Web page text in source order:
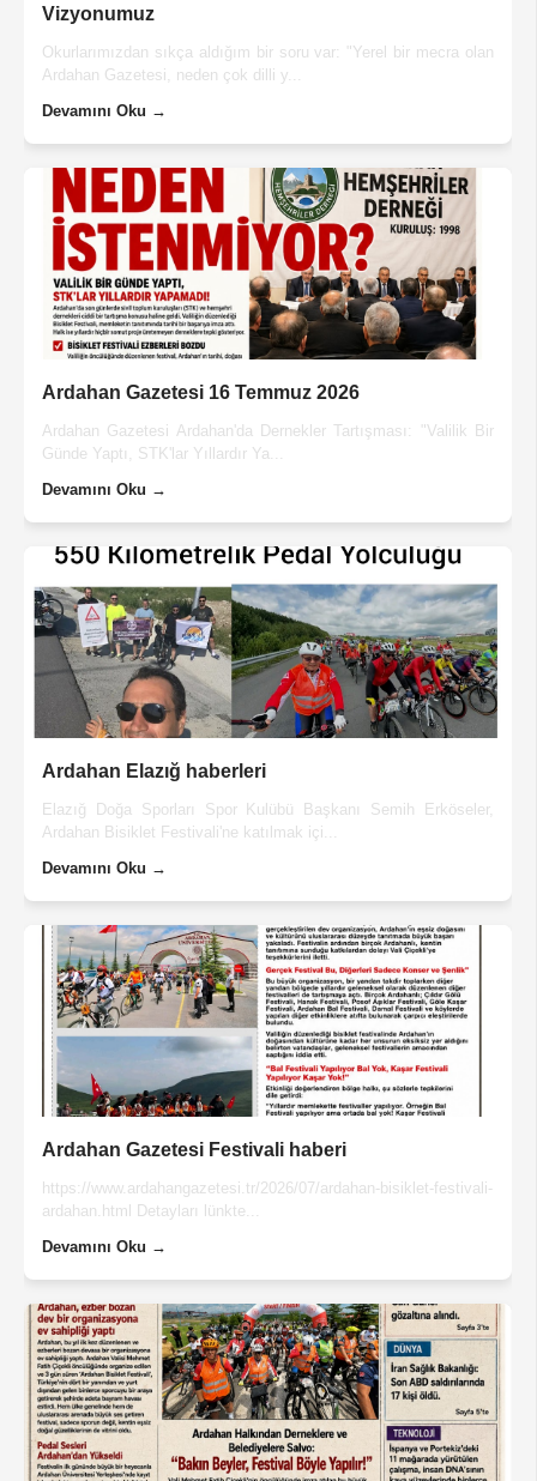
Vizyonumuz
Okurlarımızdan sıkça aldığım bir soru var: "Yerel bir mecra olan
Ardahan Gazetesi, neden çok dilli y...
Devamını Oku →
Ardahan Gazetesi 16 Temmuz 2026
Ardahan Gazetesi Ardahan'da Dernekler Tartışması: "Valilik Bir
Günde Yaptı, STK'lar Yıllardır Ya...
Devamını Oku →
Ardahan Elazığ haberleri
Elazığ Doğa Sporları Spor Kulübü Başkanı Semih Erköseler,
Ardahan Bisiklet Festivali'ne katılmak içi...
Devamını Oku →
Ardahan Gazetesi Festivali haberi
https://www.ardahangazetesi.tr/2026/07/ardahan-bisiklet-festivali-
ardahan.html Detayları lünkte...
Devamını Oku →